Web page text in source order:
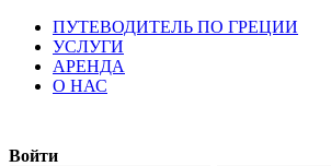
ПУТЕВОДИТЕЛЬ ПО ГРЕЦИИ
УСЛУГИ
АРЕНДА
О НАС
Войти